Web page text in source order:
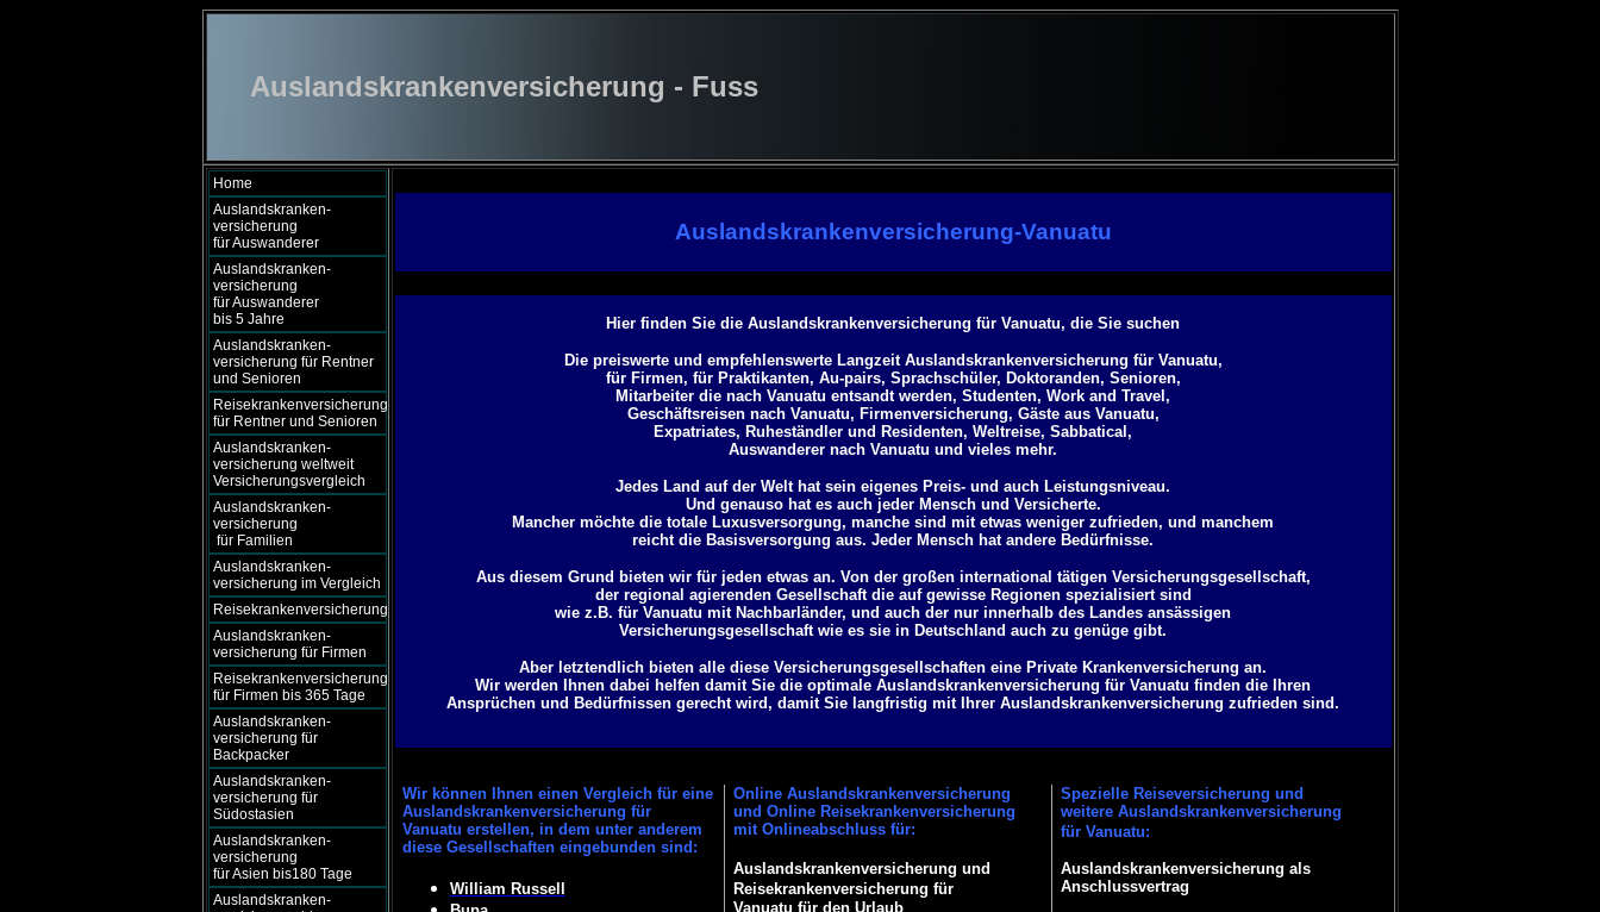
Auslandskrankenversicherung - Fuss
Home
Auslandskranken-
versicherung
für Auswanderer
Auslandskranken-
versicherung
für Auswanderer
bis 5 Jahre
Auslandskranken-
versicherung für Rentner
und Senioren
Reisekrankenversicherung
für Rentner und Senioren
Auslandskranken-
versicherung weltweit
Versicherungsvergleich
Auslandskranken-
versicherung
für Familien
Auslandskranken-
versicherung im Vergleich
Reisekrankenversicherung
Auslandskranken-
versicherung für Firmen
Reisekrankenversicherung
für Firmen bis 365 Tage
Auslandskranken-
versicherung für
Backpacker
Auslandskranken-
versicherung für
Südostasien
Auslandskranken-
versicherung
für Asien bis180 Tage
Auslandskranken-
Auslandskrankenversicherung-Vanuatu
Hier finden Sie die Auslandskrankenversicherung für Vanuatu, die Sie suchen
Die preiswerte und empfehlenswerte Langzeit Auslandskrankenversicherung für Vanuatu,
für Firmen, für Praktikanten, Au-pairs, Sprachschüler, Doktoranden, Senioren,
Mitarbeiter die nach Vanuatu entsandt werden, Studenten, Work and Travel,
Geschäftsreisen nach Vanuatu, Firmenversicherung, Gäste aus Vanuatu,
Expatriates, Ruheständler und Residenten, Weltreise, Sabbatical ,
Auswanderer nach Vanuatu und vieles mehr.
Jedes Land auf der Welt hat sein eigenes Preis- und auch Leistungsniveau.
Und genauso hat es auch jeder Mensch und Versicherte.
Mancher möchte die totale Luxusversorgung, manche sind mit etwas weniger zufrieden, und manchem
reicht die Basisversorgung aus. Jeder Mensch hat andere Bedürfnisse.
Aus diesem Grund bieten wir für jeden etwas an. Von der großen international tätigen Versicherungsgesellschaft,
der regional agierenden Gesellschaft die auf gewisse Regionen spezialisiert sind
wie z.B. für Vanuatu mit Nachbarländer, und auch der nur innerhalb des Landes ansässigen
Versicherungsgesellschaft wie es sie in Deutschland auch zu genüge gibt.
Aber letztendlich bieten alle diese Versicherungsgesellschaften eine Private Krankenversicherung an.
Wir werden Ihnen dabei helfen damit Sie die optimale Auslandskrankenversicherung für Vanuatu finden die Ihren
Ansprüchen und Bedürfnissen gerecht wird, damit Sie langfristig mit Ihrer Auslandskrankenversicherung zufrieden sind.
Wir könnenIhnen einen Vergleich für eine
Auslandskrankenversicherung für
Vanuatu erstellen, in dem unter anderem
diese Gesellschaften eingebunden sind:
William Russell
Online Auslandskrankenversicherung
und Online Reisekrankenversicherung
mit Onlineabschluss für:
Auslandskrankenversicherung und
Reisekrankenversicherung für
Vanuatu für den Urlaub
Spezielle Reiseversicherung und
weitere Auslandskrankenversicherung
für Vanuatu:
Auslandskrankenversicherung als
Anschlussvertrag